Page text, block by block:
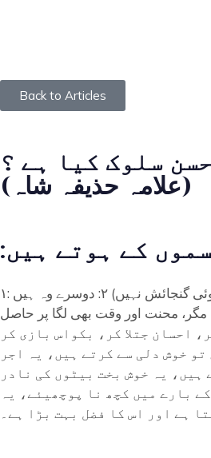
Back to Articles
(علامہ حذیفہ شاہ)
کے ہوتے ہیں
۱: پہلے وہ جنہیں والدین کسی کام کو کرنے کا حُکم دیں تو کہنا نہیں مانتے، یہ عاق ہیں۔ (سمجھانے کے لیے کہا گیا ہے ورنہ مروجہ عاق نامے کی شریعت میں کوئی گنجائش نہیں) ۲: دوسرے وہ ہیں
مگر، محنت اور وقت بھی لگا پر حاصل
احسان جتلا کر، بکواس بازی کر
کوئی کام بتا دیں تو خوش دلی سے کرتے ہیں، یہ اجر
کر دیتے ہیں، یہ خوش بخت بیٹوں کی نادر
بارے میں کچھ نا پوچھیئے، یہ
ہے اور اس کا فضل بہت بڑا ہے۔